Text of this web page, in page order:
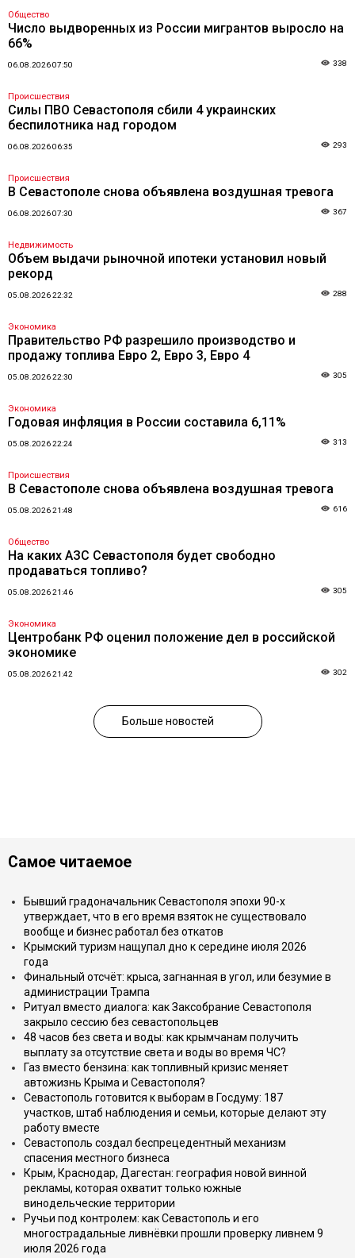
Общество
Число выдворенных из России мигрантов выросло на
66%
06.08.2026 07:50 338
Происшествия
Силы ПВО Севастополя сбили 4 украинских
беспилотника над городом
06.08.2026 06:35 293
Происшествия
В Севастополе снова объявлена воздушная тревога
06.08.2026 07:30 367
Недвижимость
Объем выдачи рыночной ипотеки установил новый
рекорд
05.08.2026 22:32 288
Экономика
Правительство РФ разрешило производство и
продажу топлива Евро 2, Евро 3, Евро 4
05.08.2026 22:30 305
Экономика
Годовая инфляция в России составила 6,11%
05.08.2026 22:24 313
Происшествия
В Севастополе снова объявлена воздушная тревога
05.08.2026 21:48 616
Общество
На каких АЗС Севастополя будет свободно
продаваться топливо?
05.08.2026 21:46 305
Экономика
Центробанк РФ оценил положение дел в российской
экономике
05.08.2026 21:42 302
Больше новостей
Самое читаемое
Бывший градоначальник Севастополя эпохи 90-х
утверждает, что в его время взяток не существовало
вообще и бизнес работал без откатов
Крымский туризм нащупал дно к середине июля 2026
года
Финальный отсчёт: крыса, загнанная в угол, или безумие в
администрации Трампа
Ритуал вместо диалога: как Заксобрание Севастополя
закрыло сессию без севастопольцев
48 часов без света и воды: как крымчанам получить
выплату за отсутствие света и воды во время ЧС?
Газ вместо бензина: как топливный кризис меняет
автожизнь Крыма и Севастополя?
Севастополь готовится к выборам в Госдуму: 187
участков, штаб наблюдения и семьи, которые делают эту
работу вместе
Севастополь создал беспрецедентный механизм
спасения местного бизнеса
Крым, Краснодар, Дагестан: география новой винной
рекламы, которая охватит только южные
винодельческие территории
Ручьи под контролем: как Севастополь и его
многострадальные ливнёвки прошли проверку ливнем 9
июля 2026 года